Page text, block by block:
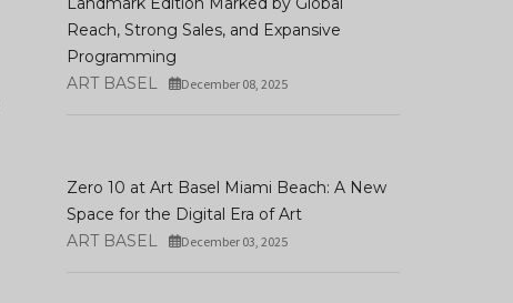
Reach, Strong Sales, and Expansive
Programming
ART BASEL
December 08, 2025
Zero 10 at Art Basel Miami Beach: A New
Space for the Digital Era of Art
ART BASEL
December 03, 2025